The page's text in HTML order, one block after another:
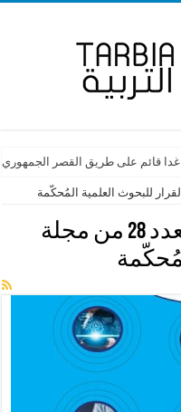
غدا قائم على طريق القصر الجمهوري
صدور العدد 28 من مجلة